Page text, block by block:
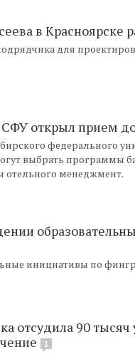
в Красноярске
для
СФУ открыл прием
федерального
выбрать программы
отельного менеджмент.
инициативы по
отсудила 90 тысяч
1